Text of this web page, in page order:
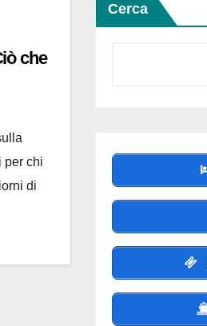
che
per chi
di
Cerca